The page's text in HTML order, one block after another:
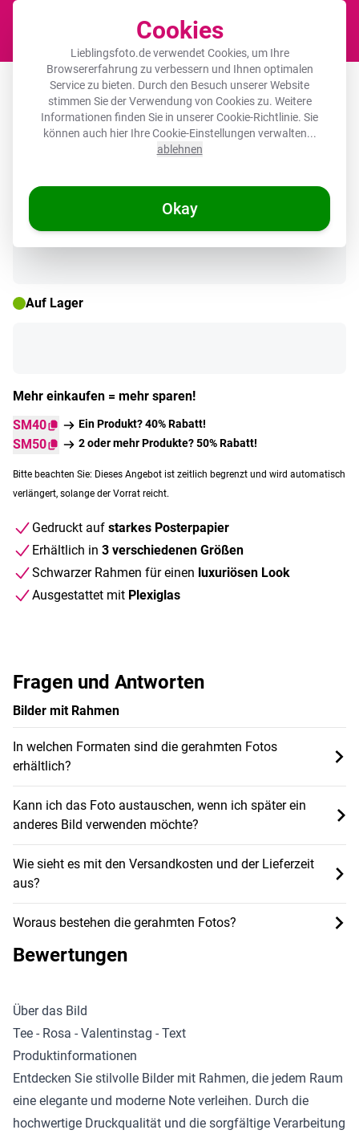
Cookies
Lieblingsfoto.de verwendet Cookies, um Ihre
Browsererfahrung zu verbessern und Ihnen optimalen
Service zu bieten. Durch den Besuch unserer Website
stimmen Sie der Verwendung von Cookies zu. Weitere
Informationen finden Sie in unsererCookie-Richtlinie. Sie
können auch hier Ihre Cookie-Einstellungen verwalten...
ablehnen
Okay
Bilder mit Rahmen - Tee - Rosa -
Valentinstag - Text
🌞 SOMMERDEALS
Auf Lager
Mehr einkaufen = mehr sparen!
SM40
Ein Produkt? 40% Rabatt!
SM50 2 oder mehr Produkte? 50% Rabatt!
Bitte beachten Sie: Dieses Angebot ist zeitlich begrenzt und wird automatisch
verlängert, solange der Vorrat reicht.
Gedruckt auf starkes Posterpapier
Erhältlich in 3 verschiedenen Größen
Schwarzer Rahmen für einen luxuriösen Look
Ausgestattet mit Plexiglas
Fragen und Antworten
Bilder mit Rahmen
In welchen Formaten sind die gerahmten Fotos
erhältlich?
Kann ich das Foto austauschen, wenn ich später ein
anderes Bild verwenden möchte?
Wie sieht es mit den Versandkosten und der Lieferzeit
aus?
Woraus bestehen die gerahmten Fotos?
Bewertungen
Über das Bild
Tee - Rosa - Valentinstag - Text
Produktinformationen
Entdecken Sie stilvolle Bilder mit Rahmen, die jedem Raum
eine elegante und moderne Note verleihen. Durch die
hochwertige Druckqualität und die sorgfältige Verarbeitung